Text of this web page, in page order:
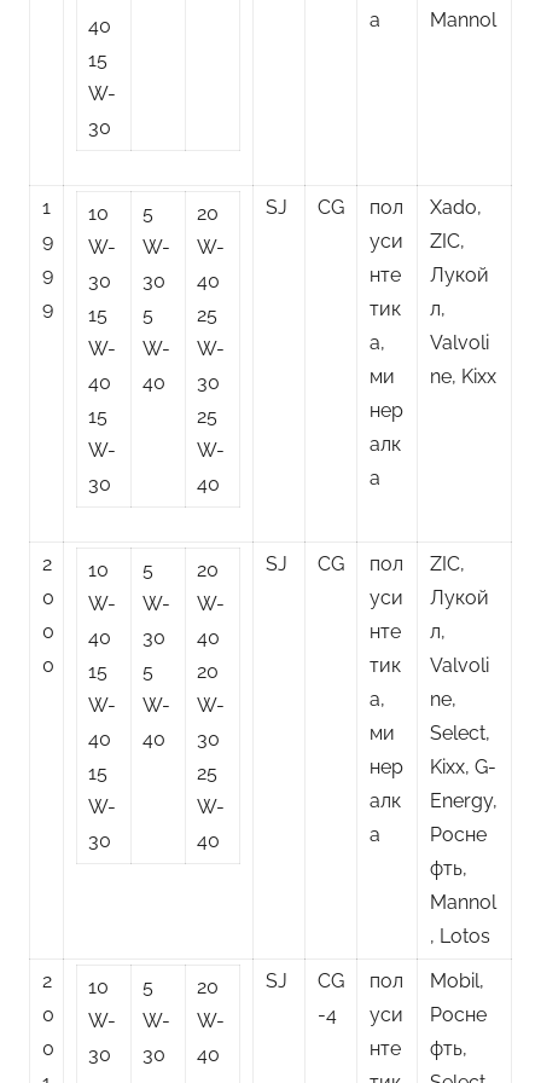
40
15
W-
30
а Mannol
1
9
9
9
10
W-
30
15
W-
40
15
W-
30
5
W-
30
5
W-
40
20
W-
40
25
W-
30
25
W-
40
SJ CG
пол
уси
нте
тик
а,
ми
нер
алк
а
Xado,
ZIC,
Лукой
л,
Valvoli
ne, Kixx
2
0
0
0
10
W-
40
15
W-
40
15
W-
30
5
W-
30
5
W-
40
20
W-
40
20
W-
30
25
W-
40
SJ CG
пол
уси
нте
тик
а,
ми
нер
алк
а
ZIC,
Лукой
л,
Valvoli
ne,
Select,
Kixx, G-
Energy,
Росне
фть,
Mannol
, Lotos
2
0
0
10
W-
30
5
W-
30
20
W-
40
SJ
CG
-4
пол
уси
нте
Mobil,
Росне
фть,